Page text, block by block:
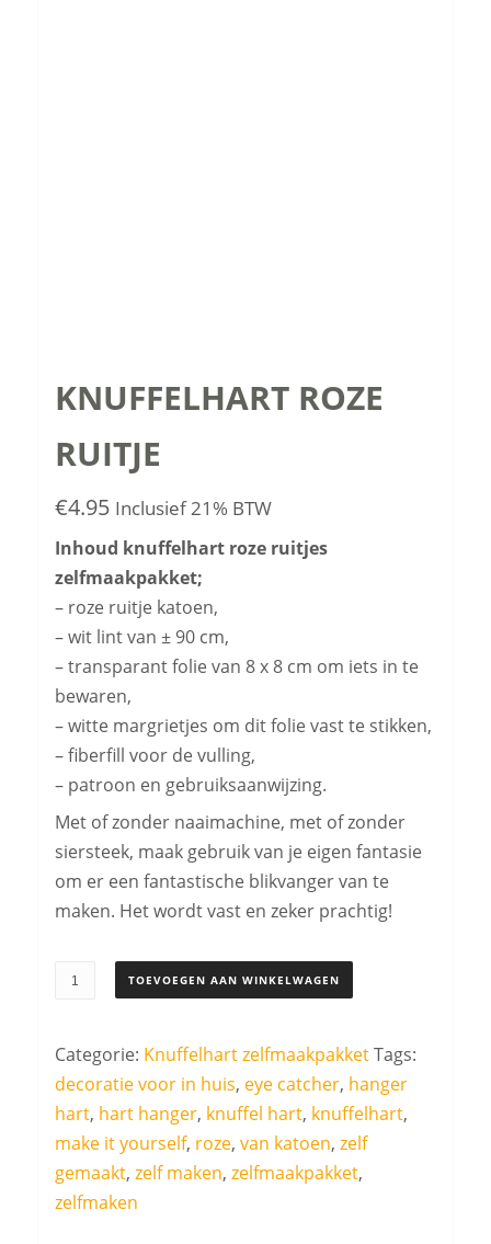
KNUFFELHART ROZE
RUITJE
€4.95 Inclusief 21% BTW
Inhoud knuffelhart roze ruitjes
zelfmaakpakket;
– roze ruitje katoen,
– wit lint van ± 90 cm,
– transparant folie van 8 x 8 cm om iets in te
bewaren,
– witte margrietjes om dit folie vast te stikken,
– fiberfill voor de vulling,
– patroon en gebruiksaanwijzing.
Met of zonder naaimachine, met of zonder
siersteek, maak gebruik van je eigen fantasie
om er een fantastische blikvanger van te
maken. Het wordt vast en zeker prachtig!
Knuffelhart
aantal
TOEVOEGEN AAN WINKELWAGEN
Categorie: Knuffelhart zelfmaakpakketTags:
decoratie voor in huis, eye catcher, hanger
hart, hart hanger, knuffel hart, knuffelhart,
make it yourself, roze, van katoen, zelf
gemaakt, zelf maken, zelfmaakpakket,
zelfmaken